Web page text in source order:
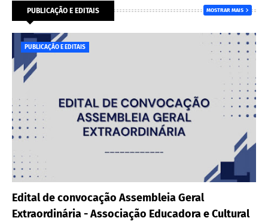
PUBLICAÇÃO E EDITAIS MOSTRAR MAIS
PUBLICAÇÃO E EDITAIS
Edital de convocação Assembleia Geral
Extraordinária - Associação Educadora e Cultural